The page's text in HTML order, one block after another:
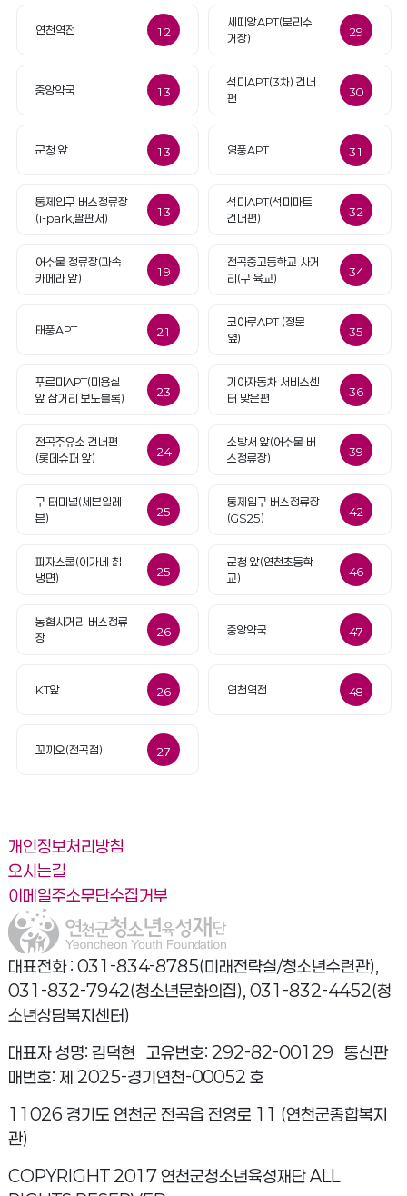
연천역전 12
중앙약국 13
군청 앞 13
통제입구 버스정류장
(i-park,팔판서)
13
어수물 정류장(과속
카메라 앞)
19
태풍APT 21
푸르미APT(미용실
앞 삼거리 보도블록)
23
전곡주유소 건너편
(롯데슈퍼 앞)
24
구 터미널(세븐일레
븐)
25
피자스쿨(이가네 칡
냉면)
25
농협사거리 버스정류
장
26
KT앞 26
꼬끼오(전곡점) 27
세띠앙APT(분리수
거장)
29
석미APT(3차) 건너
편
30
영풍APT 31
석미APT(석미마트
건너편)
32
전곡중고등학교 사거
리(구 육교)
34
코아루APT (정문
옆)
35
기아자동차 서비스센
터 맞은편
36
소방서 앞(어수물 버
스정류장)
39
통제입구 버스정류장
(GS25)
42
군청 앞(연천초등학
교)
46
중앙약국 47
연천역전 48
개인정보처리방침
오시는길
이메일주소무단수집거부
대표전화 : 031-834-8785(미래전략실/청소년수련관),
031-832-7942(청소년문화의집), 031-832-4452(청
소년상담복지센터)
대표자 성명: 김덕현 고유번호: 292-82-00129 통신판
매번호: 제 2025-경기연천-00052 호
11026 경기도 연천군 전곡읍 전영로 11 (연천군종합복지
관)
COPYRIGHT 2017 연천군청소년육성재단 ALL